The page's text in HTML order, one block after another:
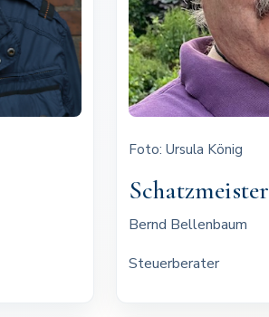
Foto: Ursula König
Schatzmeister
Bernd Bellenbaum
Steuerberater